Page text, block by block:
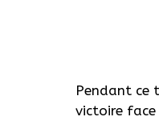
Pendant ce
victoire